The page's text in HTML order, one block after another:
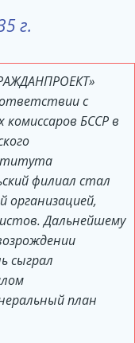
г.
с
БССР в
филиал стал
организацией,
Дальнейшему
сыграл
план